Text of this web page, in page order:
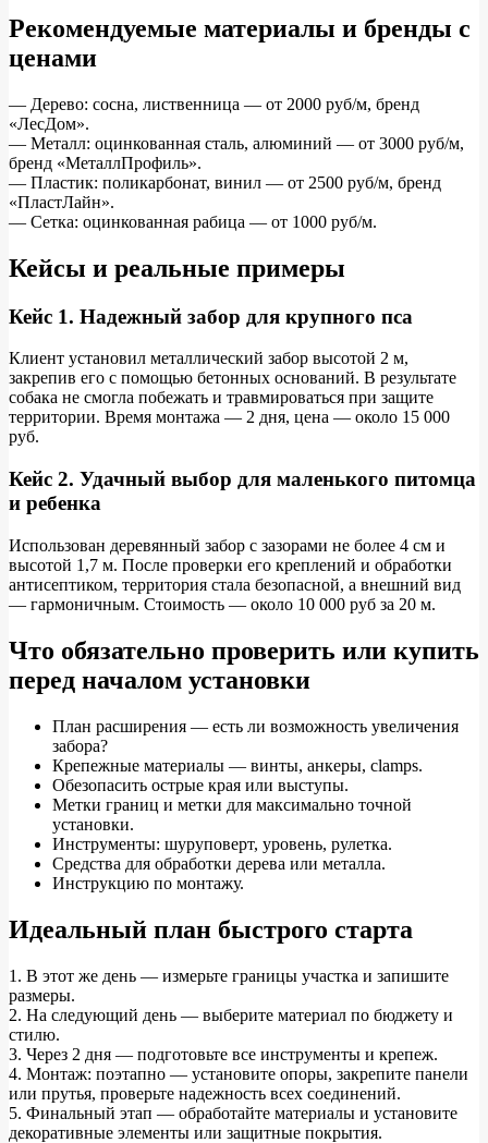
Рекомендуемые материалы и бренды с
ценами
— Дерево: сосна, лиственница — от 2000 руб/м, бренд
«ЛесДом».
— Металл: оцинкованная сталь, алюминий — от 3000 руб/м,
бренд «МеталлПрофиль».
— Пластик: поликарбонат, винил — от 2500 руб/м, бренд
«ПластЛайн».
— Сетка: оцинкованная рабица — от 1000 руб/м.
Кейсы и реальные примеры
Кейс 1. Надежный забор для крупного пса
Клиент установил металлический забор высотой 2 м,
закрепив его с помощью бетонных оснований. В результате
собака не смогла побежать и травмироваться при защите
территории. Время монтажа — 2 дня, цена — около 15 000
руб.
Кейс 2. Удачный выбор для маленького питомца
и ребенка
Использован деревянный забор с зазорами не более 4 см и
высотой 1,7 м. После проверки его креплений и обработки
антисептиком, территория стала безопасной, а внешний вид
— гармоничным. Стоимость — около 10 000 руб за 20 м.
Что обязательно проверить или купить
перед началом установки
План расширения — есть ли возможность увеличения
забора?
Крепежные материалы — винты, анкеры, clamps.
Обезопасить острые края или выступы.
Метки границ и метки для максимально точной
установки.
Инструменты: шуруповерт, уровень, рулетка.
Средства для обработки дерева или металла.
Инструкцию по монтажу.
Идеальный план быстрого старта
1. В этот же день — измерьте границы участка и запишите
размеры.
2. На следующий день — выберите материал по бюджету и
стилю.
3. Через 2 дня — подготовьте все инструменты и крепеж.
4. Монтаж: поэтапно — установите опоры, закрепите панели
или прутья, проверьте надежность всех соединений.
5. Финальный этап — обработайте материалы и установите
декоративные элементы или защитные покрытия.